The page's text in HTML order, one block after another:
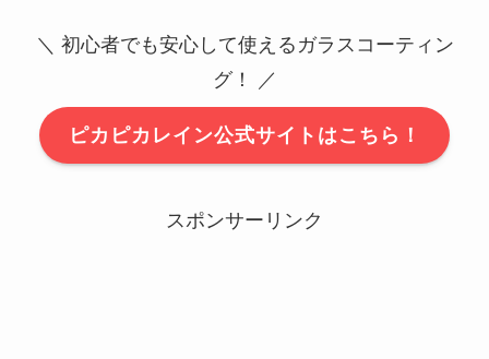
＼ 初心者でも安心して使えるガラスコーティン
グ！ ／
ピカピカレイン公式サイトはこちら！
スポンサーリンク